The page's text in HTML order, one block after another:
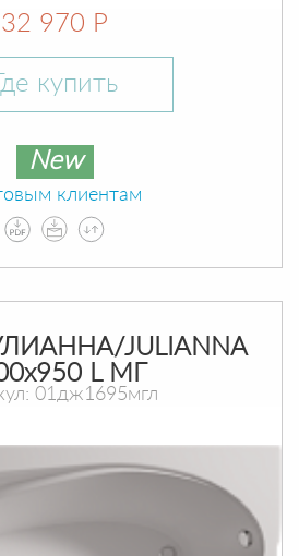
32 970 Р
Где купить
New
клиентам
JULIANNA
L МГ
01дж1695мгл